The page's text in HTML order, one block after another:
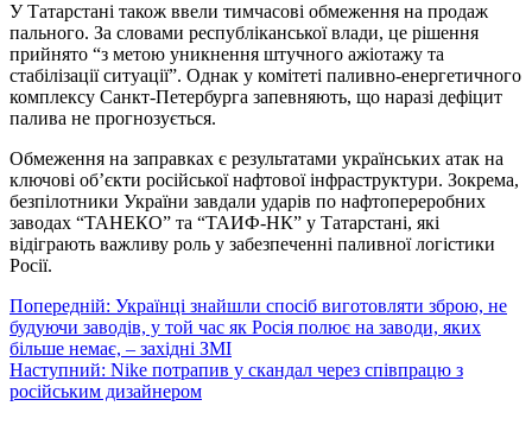
У Татарстані також ввели тимчасові обмеження на продаж
пального. За словами республіканської влади, це рішення
прийнято “з метою уникнення штучного ажіотажу та
стабілізації ситуації”. Однак у комітеті паливно-енергетичного
комплексу Санкт-Петербурга запевняють, що наразі дефіцит
палива не прогнозується.
Обмеження на заправках є результатами українських атак на
ключові об’єкти російської нафтової інфраструктури. Зокрема,
безпілотники України завдали ударів по нафтопереробних
заводах “ТАНЕКО” та “ТАИФ-НК” у Татарстані, які
відіграють важливу роль у забезпеченні паливної логістики
Росії.
Навігація
записів
Попередній: Українці знайшли спосіб виготовляти зброю, не
будуючи заводів, у той час як Росія полює на заводи, яких
більше немає, – західні ЗМІ
Наступний: Nike потрапив у скандал через співпрацю з
російським дизайнером